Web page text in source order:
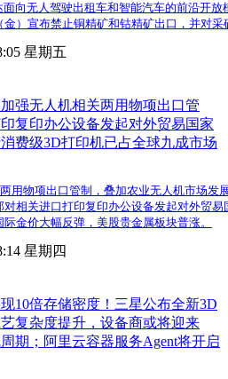
无人驾驶出租车和智能汽车的前沿开放
宣布禁止铜精矿和钴精矿出口，并对采
星期五
强无人机相关两用物项出口管
复印办公设备发起对外贸易国家
费级3D打印机已占全球九成市场
用物项出口管制，叠加农业无人机市场发
关进口打印复印办公设备发起对外贸易
价大幅反弹，美股贵金属板块普涨。
星期四
10倍存储密度！三星公布全新3D
复杂度提升，设备商或将迎来
期；阿里云容器服务Agent将开启